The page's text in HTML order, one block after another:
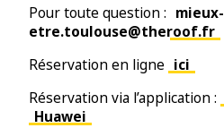
Pour toute question : mieux-
etre.toulouse@theroof.fr
Réservation en ligne ici
Réservation via l’application :
Huawei